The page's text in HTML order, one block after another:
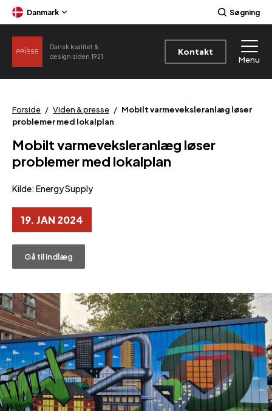
Danmark Søgning
Dansk kvalitet &
design siden 1921
Kontakt
Menu
Forside / Viden & presse / Mobilt varmeveksleranlæg løser
problemer med lokalplan
Mobilt varmeveksleranlæg løser
problemer med lokalplan
Kilde:Energy Supply
19. JAN 2024
Gå til indlæg